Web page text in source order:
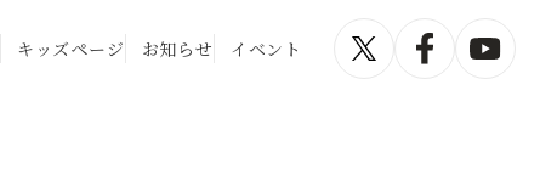
キッズページ お知らせ イベント